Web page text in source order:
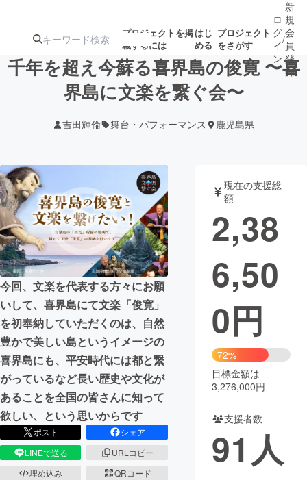
プロジェクトを掲
載するには
はじ
める
プロジェクト
をさがす
注目のリ
ターン
注目の新着プロ
ジェクト
募集終了が近いプ
ロジェクト
されます
音楽
テクノロジー・ガジェット ゲーム・サ
映像・映画
ビジネス・起業
まちづくり・地域活性化
CAMPFIRE for Social Good
CAMPFIRE Creation
CAMPFIREふるさと納税machi-ya コミュニティ
ロ
グ
イ
ン
/
新
規
会
員
登
録
千年を超え今蘇る喜界島の俊寛 〜喜
界島に文楽を繋ぐ会〜
吉田輝倫 舞台・パフォーマンス 鹿児島県
今回、文楽を代表する方々にお願
いして、喜界島にて文楽「俊寛」
を初奉納していただくのは、自然
豊かで美しい島というイメージの
喜界島にも、平安時代には都と繋
がっているなど長い歴史や文化が
あることを全国の皆さんに知って
欲しい、という思いからです
ポスト
シェア
LINEで送る
URLコピー
埋め込み
QRコード
現在の支援総
額
2,38
6,50
0円
72%
目標金額は
3,276,000円
支援者数
91 人